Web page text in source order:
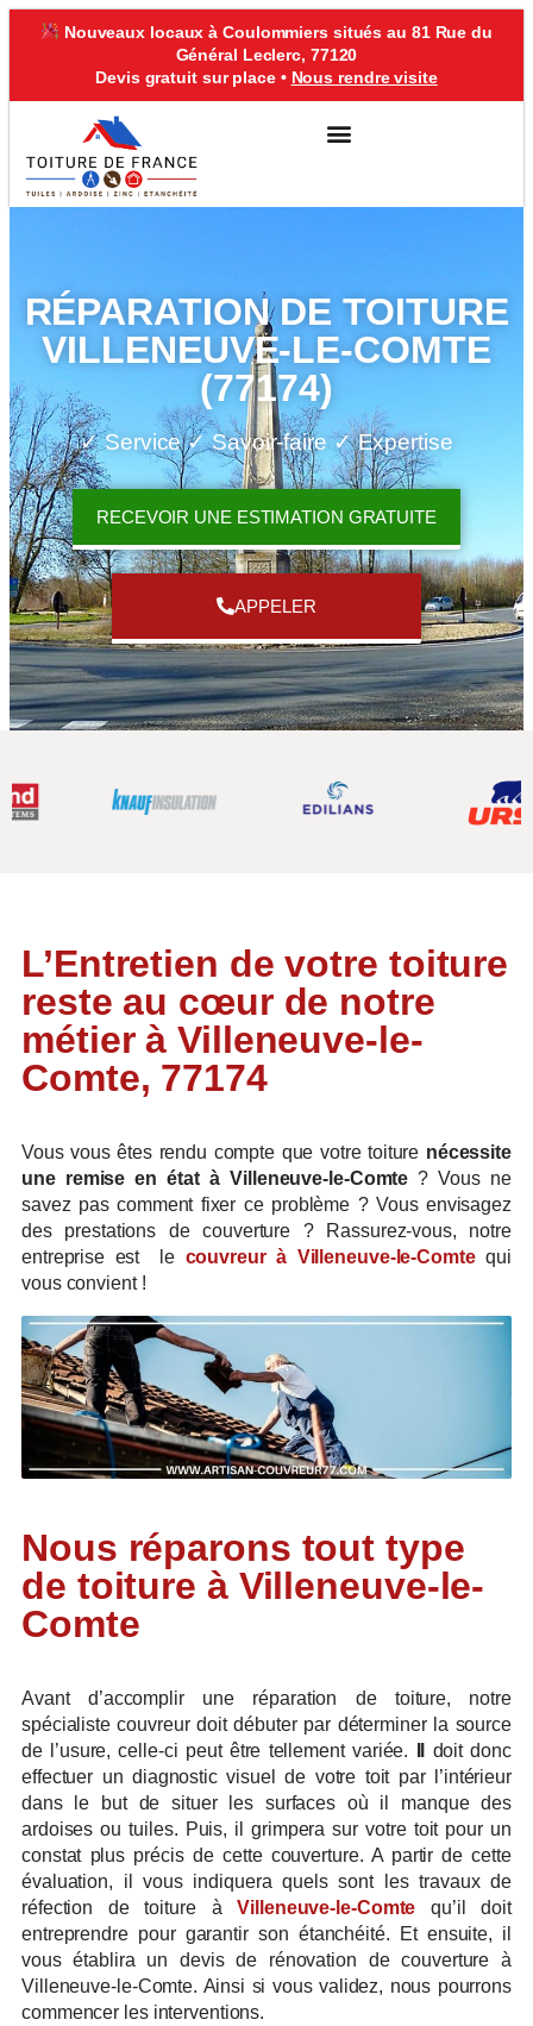
Nouveaux locaux à Coulommiers situés au 81 Rue du
Général Leclerc, 77120
Devis gratuit sur place • Nous rendre visite
RÉPARATION DE TOITURE
VILLENEUVE-LE-COMTE
(77174)
✓ Service ✓ Savoir-faire ✓ Expertise
RECEVOIR UNE ESTIMATION GRATUITE
APPELER
L’Entretien de votre toiture
reste au cœur de notre
métier à Villeneuve-le-
Comte, 77174
Vous vous êtes rendu compte que votre toiture nécessite
une remise en état à Villeneuve-le-Comte? Vous ne
savez pas comment fixer ce problème ? Vous envisagez
des prestations de couverture ? Rassurez-vous, notre
entreprise est le couvreur à Villeneuve-le-Comtequi
vous convient !
Nous réparons tout type
de toiture à Villeneuve-le-
Comte
Avant d’accomplir une réparation de toiture, notre
spécialiste couvreur doit débuter par déterminer la source
de l’usure, celle-ci peut être tellement variée.
doit donc
effectuer un diagnostic visuel de votre toit par l’intérieur
dans le but de situer les surfaces où il manque des
ardoises ou tuiles. Puis, il grimpera sur votre toit pour un
constat plus précis de cette couverture. A partir de cette
évaluation, il vous indiquera quels sont les travaux de
réfection de toiture àVilleneuve-le-Comte qu’il doit
entreprendre pour garantir son étanchéité. Et ensuite, il
vous établira un devis de rénovation de couverture à
Villeneuve-le-Comte. Ainsi si vous validez, nous pourrons
commencer les interventions.